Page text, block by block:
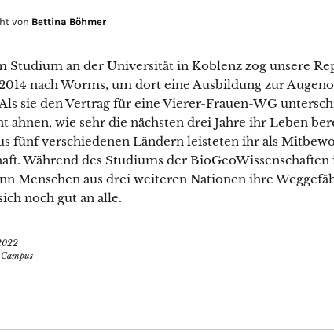
von Bettina Böhmer
Studium an der Universität in Koblenz zog unsere
nach Worms, um dort eine Ausbildung zur
sie den Vertrag für eine Vierer-Frauen-WG
ahnen, wie sehr die nächsten drei Jahre ihr Leben
fünf verschiedenen Ländern leisteten ihr als
Während des Studiums der BioGeoWissenschaften
Menschen aus drei weiteren Nationen ihre
noch gut an alle.